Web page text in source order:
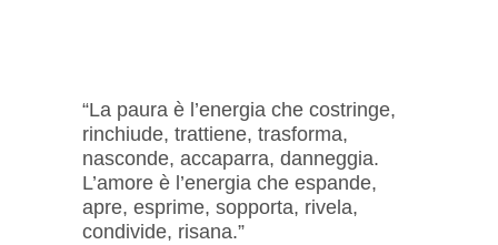
“La paura è l’energia che costringe,
rinchiude, trattiene, trasforma,
nasconde, accaparra, danneggia.
L’amore è l’energia che espande,
apre, esprime, sopporta, rivela,
condivide, risana.”